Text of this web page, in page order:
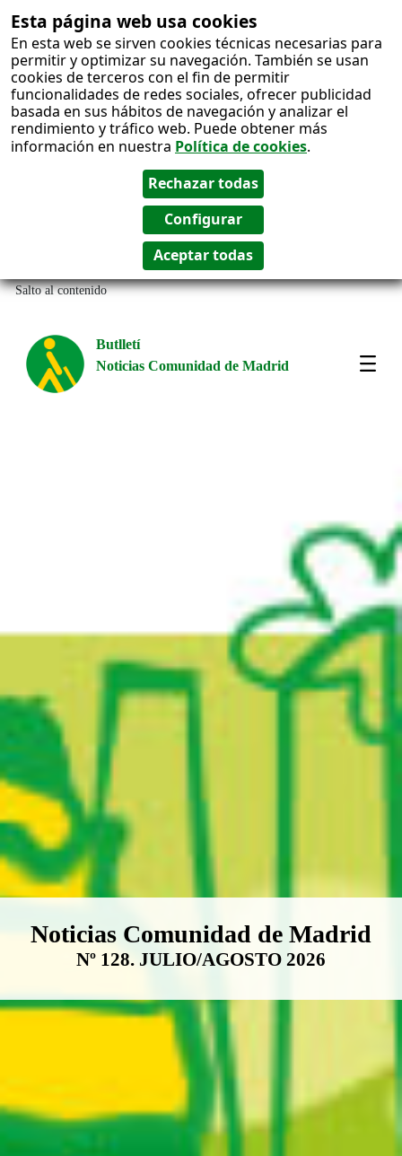
Esta página web usa cookies
En esta web se sirven cookies técnicas necesarias para
permitir y optimizar su navegación. También se usan
cookies de terceros con el fin de permitir
funcionalidades de redes sociales, ofrecer publicidad
basada en sus hábitos de navegación y analizar el
rendimiento y tráfico web. Puede obtener más
información en nuestra Política de cookies.
Salto al contenido
Butlletí
Noticias Comunidad de Madrid
Boletín Noticias Comunidad de
Noticias Comunidad de Madrid
Nº 128. JULIO/AGOSTO 2026